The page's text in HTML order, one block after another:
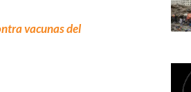
vacunas del